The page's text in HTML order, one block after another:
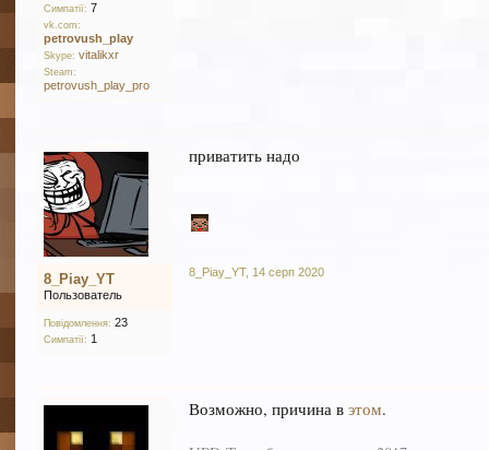
Симпатії: 7
vk.com:
petrovush_play
Skype: vitalikxr
Steam:
petrovush_play_pro
8_Piay_YT
Пользователь
Повідомлення: 23
Симпатії: 1
приватить надо
8_Piay_YT, 14 серп 2020
Возможно, причина вэтом.